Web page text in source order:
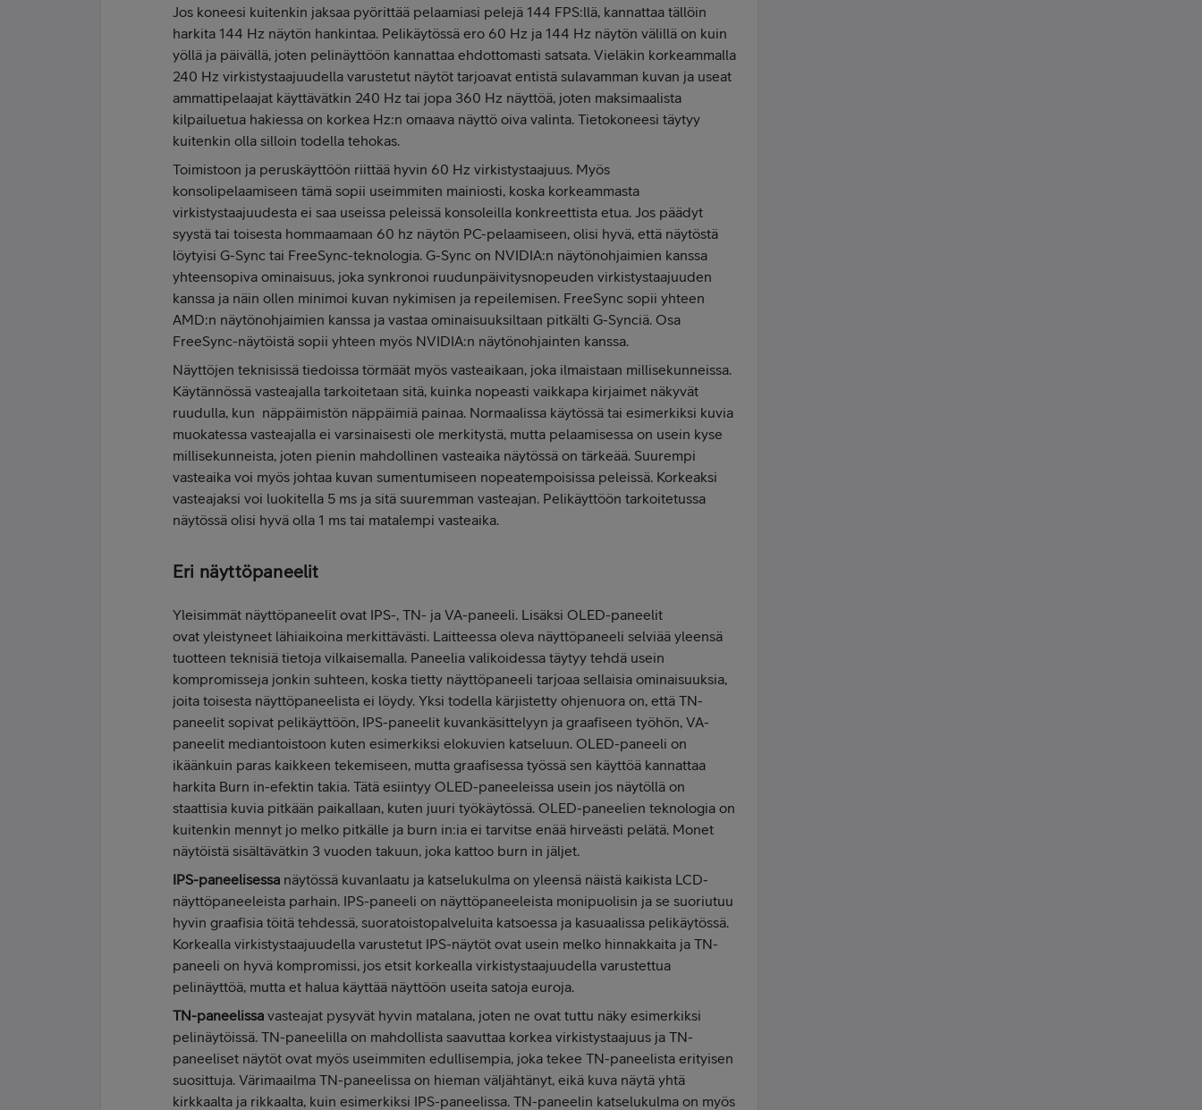
Jos koneesi kuitenkin jaksaa pyörittää pelaamiasi pelejä 144 FPS:llä, kannattaa tällöin
harkita 144 Hz näytön hankintaa. Pelikäytössä ero 60 Hz ja 144 Hz näytön välillä on kuin
yöllä ja päivällä, joten pelinäyttöön kannattaa ehdottomasti satsata. Vieläkin korkeammalla
240 Hz virkistystaajuudella varustetut näytöt tarjoavat entistä sulavamman kuvan ja useat
ammattipelaajat käyttävätkin 240 Hz tai jopa 360 Hz näyttöä, joten maksimaalista
kilpailuetua hakiessa on korkea Hz:n omaava näyttö oiva valinta. Tietokoneesi täytyy
kuitenkin olla silloin todella tehokas.
Toimistoon ja peruskäyttöön riittää hyvin 60 Hz virkistystaajuus. Myös
konsolipelaamiseen tämä sopii useimmiten mainiosti, koska korkeammasta
virkistystaajuudesta ei saa useissa peleissä konsoleilla konkreettista etua. Jos päädyt
syystä tai toisesta hommaamaan 60 hz näytön PC-pelaamiseen, olisi hyvä, että näytöstä
löytyisi G-Sync tai FreeSync-teknologia. G-Sync on NVIDIA:n näytönohjaimien kanssa
yhteensopiva ominaisuus, joka synkronoi ruudunpäivitysnopeuden virkistystaajuuden
kanssa ja näin ollen minimoi kuvan nykimisen ja repeilemisen. FreeSync sopii yhteen
AMD:n näytönohjaimien kanssa ja vastaa ominaisuuksiltaan pitkälti G-Synciä. Osa
FreeSync-näytöistä sopii yhteen myös NVIDIA:n näytönohjainten kanssa.
Näyttöjen teknisissä tiedoissa törmäät myös vasteaikaan, joka ilmaistaan millisekunneissa.
Käytännössä vasteajalla tarkoitetaan sitä, kuinka nopeasti vaikkapa kirjaimet näkyvät
ruudulla, kun näppäimistön näppäimiä painaa. Normaalissa käytössä tai esimerkiksi kuvia
muokatessa vasteajalla ei varsinaisesti ole merkitystä, mutta pelaamisessa on usein kyse
millisekunneista, joten pienin mahdollinen vasteaika näytössä on tärkeää. Suurempi
vasteaika voi myös johtaa kuvan sumentumiseen nopeatempoisissa peleissä. Korkeaksi
vasteajaksi voi luokitella 5 ms ja sitä suuremman vasteajan. Pelikäyttöön tarkoitetussa
näytössä olisi hyvä olla 1 ms tai matalempi vasteaika.
Eri näyttöpaneelit
Yleisimmät näyttöpaneelit ovat IPS-, TN- ja VA-paneeli. Lisäksi OLED-paneelit
ovat yleistyneet lähiaikoina merkittävästi. Laitteessa oleva näyttöpaneeli selviää yleensä
tuotteen teknisiä tietoja vilkaisemalla. Paneelia valikoidessa täytyy tehdä usein
kompromisseja jonkin suhteen, koska tietty näyttöpaneeli tarjoaa sellaisia ominaisuuksia,
joita toisesta näyttöpaneelista ei löydy. Yksi todella kärjistetty ohjenuora on, että TN-
paneelit sopivat pelikäyttöön, IPS-paneelit kuvankäsittelyyn ja graafiseen työhön, VA-
paneelit mediantoistoon kuten esimerkiksi elokuvien katseluun. OLED-paneeli on
ikäänkuin paras kaikkeen tekemiseen, mutta graafisessa työssä sen käyttöä kannattaa
harkita Burn in-efektin takia. Tätä esiintyy OLED-paneeleissa usein jos näytöllä on
staattisia kuvia pitkään paikallaan, kuten juuri työkäytössä. OLED-paneelien teknologia on
kuitenkin mennyt jo melko pitkälle ja burn in:ia ei tarvitse enää hirveästi pelätä. Monet
näytöistä sisältävätkin 3 vuoden takuun, joka kattoo burn in jäljet.
IPS-paneelisessa näytössä kuvanlaatu ja katselukulma on yleensä näistä kaikista LCD-
näyttöpaneeleista parhain. IPS-paneeli on näyttöpaneeleista monipuolisin ja se suoriutuu
hyvin graafisia töitä tehdessä, suoratoistopalveluita katsoessa ja kasuaalissa pelikäytössä.
Korkealla virkistystaajuudella varustetut IPS-näytöt ovat usein melko hinnakkaita ja TN-
paneeli on hyvä kompromissi, jos etsit korkealla virkistystaajuudella varustettua
pelinäyttöä, mutta et halua käyttää näyttöön useita satoja euroja.
TN-paneelissa vasteajat pysyvät hyvin matalana, joten ne ovat tuttu näky esimerkiksi
pelinäytöissä. TN-paneelilla on mahdollista saavuttaa korkea virkistystaajuus ja TN-
paneeliset näytöt ovat myös useimmiten edullisempia, joka tekee TN-paneelista erityisen
suosittuja. Värimaailma TN-paneelissa on hieman väljähtänyt, eikä kuva näytä yhtä
kirkkaalta ja rikkaalta, kuin esimerkiksi IPS-paneelissa. TN-paneelin katselukulma on myös